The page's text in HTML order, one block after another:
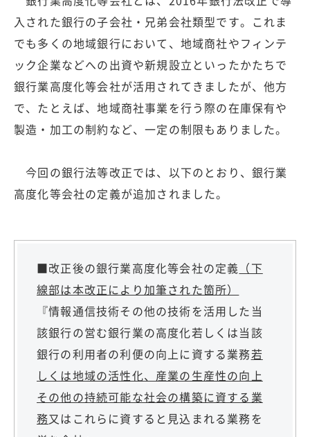
入された銀行の子会社・兄弟会社類型です。これま
でも多くの地域銀行において、地域商社やフィンテ
ック企業などへの出資や新規設立といったかたちで
銀行業高度化等会社が活用されてきましたが、他方
で、たとえば、地域商社事業を行う際の在庫保有や
製造・加工の制約など、一定の制限もありました。
今回の銀行法等改正では、以下のとおり、銀行業
高度化等会社の定義が追加されました。
■改正後の銀行業高度化等会社の定義 （下
線部は本改正により加筆された箇所）
『情報通信技術その他の技術を活用した当
該銀行の営む銀行業の高度化若しくは当該
銀行の利用者の利便の向上に資する業務若
しくは地域の活性化、産業の生産性の向上
その他の持続可能な社会の構築に資する業
務又はこれらに資すると見込まれる業務を